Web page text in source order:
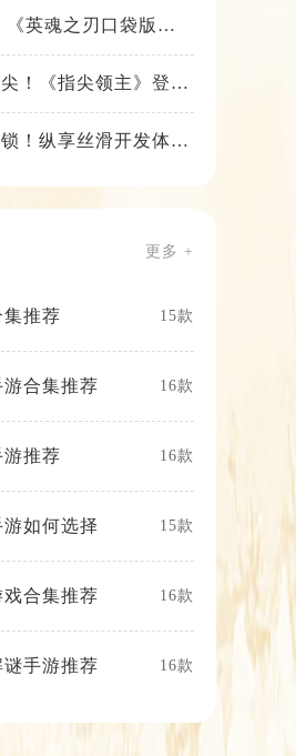
英魂之刃口袋版》
！《指尖领主》登峰
！纵享丝滑开发体
更多 +
推荐 15款
合集推荐 16款
推荐 16款
如何选择 15款
合集推荐 16款
手游推荐 16款